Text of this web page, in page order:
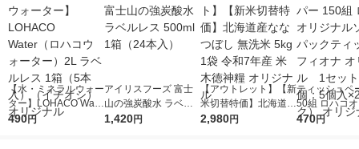
【水・ミネラルウォー
ター】LOHACO Wate
r（ロハコウォータ
490円
アイリスフーズ 富士
山の強炭酸水 ラベル
レス 500ml 1箱（24
1,420円
【アウトレット】【新
米切替特価】北海道産
ななつぼし 無洗米 5k
2,980円
ティッシュペ
50組 ロハコ
ルソフトパッ
470円